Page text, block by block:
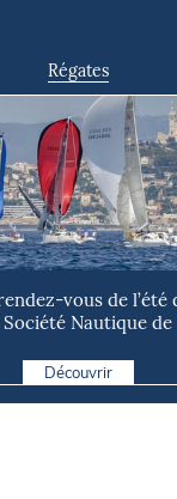
Régates
vous de l’été
Société Nautique de
Découvrir